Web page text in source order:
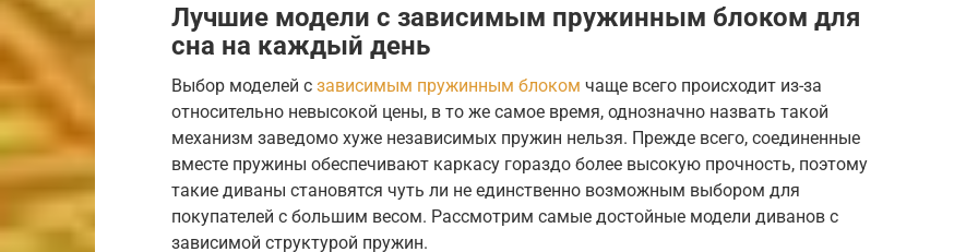
Лучшие модели с зависимым пружинным блоком для
сна на каждый день
Выбор моделей с зависимым пружинным блоком чаще всего происходит из-за
относительно невысокой цены, в то же самое время, однозначно назвать такой
механизм заведомо хуже независимых пружин нельзя. Прежде всего, соединенные
вместе пружины обеспечивают каркасу гораздо более высокую прочность, поэтому
такие диваны становятся чуть ли не единственно возможным выбором для
покупателей с большим весом. Рассмотрим самые достойные модели диванов с
зависимой структурой пружин.